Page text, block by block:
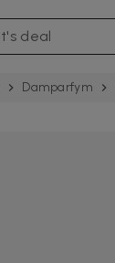
Damparfym